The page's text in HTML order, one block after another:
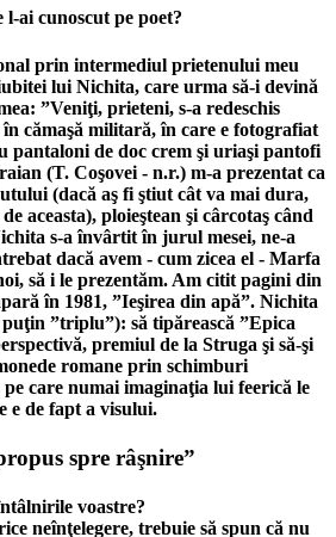
ai cunoscut pe poet?
prin intermediul prietenului meu
lui Nichita, care urma să-i devină
”Veniţi, prieteni, s-a redeschis
cămaşă militară, în care e fotografiat
pantaloni de doc crem şi uriaşi pantofi
(T. Coşovei - n.r.) m-a prezentat ca
(dacă aş fi ştiut cât va mai dura,
aceasta), ploieştean şi cârcotaş când
s-a învârtit în jurul mesei, ne-a
dacă avem - cum zicea el - Marfa
să i le prezentăm. Am citit pagini din
în 1981, ”Ieşirea din apă”. Nichita
”triplu”): să tipărească ”Epica
premiul de la Struga şi să-şi
romane prin schimburi
care numai imaginaţia lui feerică le
e de fapt a visului.
spre râşnire”
voastre?
neînţelegere, trebuie să spun că nu